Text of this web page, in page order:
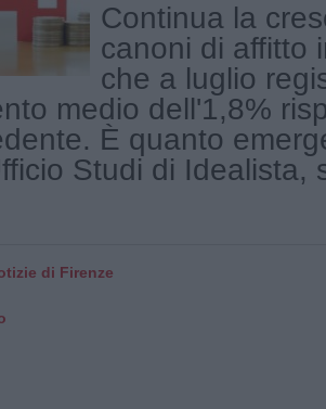
Continua la
canoni di affitto
che a luglio
medio dell'1,8%
È quanto
Studi di Idealista,
di Firenze